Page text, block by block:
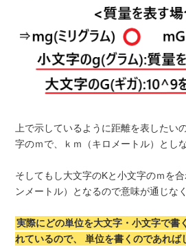
上で示しているように距離を表したい
字のｍで、ｋｍ（キロメートル）とし
そしてもし大文字のKと小文字のｍを
ンメートル）となるので意味が通じな
実際にどの単位を大文字・小文字で書
れているので、
単位を書くのであれば